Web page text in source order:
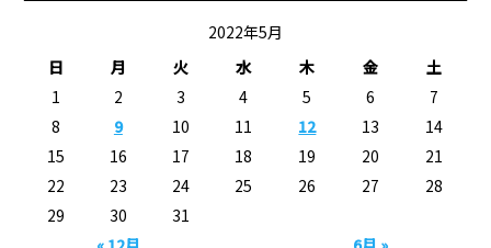
2022年5月
日
月 火 水 木 金 土
1 2 3 4 5 6
7
8
9 10 11 12 13
14
15
16 17 18 19 20
21
22
23 24 25 26 27
28
29
30 31